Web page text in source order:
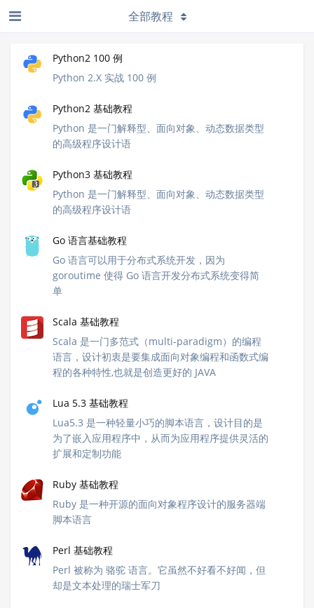
全部教程
Python2 100 例
Python 2.X 实战 100 例
Python2 基础教程
Python 是一门解释型、面向对象、动态数据类型
的高级程序设计语
Python3 基础教程
Python 是一门解释型、面向对象、动态数据类型
的高级程序设计语
Go 语言基础教程
Go 语言可以用于分布式系统开发，因为
goroutime 使得 Go 语言开发分布式系统变得简
单
Scala 基础教程
Scala 是一门多范式（multi-paradigm）的编程
语言，设计初衷是要集成面向对象编程和函数式编
程的各种特性,也就是创造更好的 JAVA
Lua 5.3 基础教程
Lua5.3 是一种轻量小巧的脚本语言，设计目的是
为了嵌入应用程序中，从而为应用程序提供灵活的
扩展和定制功能
Ruby 基础教程
Ruby 是一种开源的面向对象程序设计的服务器端
脚本语言
Perl 基础教程
Perl 被称为 骆驼 语言。它虽然不好看不好闻，但
却是文本处理的瑞士军刀